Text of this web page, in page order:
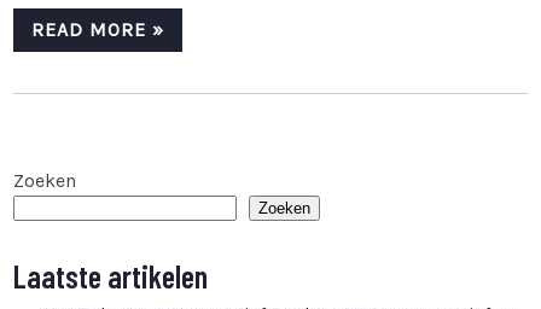
READ MORE »
Zoeken
Zoeken
Laatste artikelen